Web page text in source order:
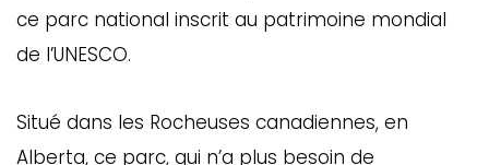
ce parc national inscrit au patrimoine mondial
de l’UNESCO.
Situé dans les Rocheuses canadiennes, en
Alberta, ce parc, qui n’a plus besoin de